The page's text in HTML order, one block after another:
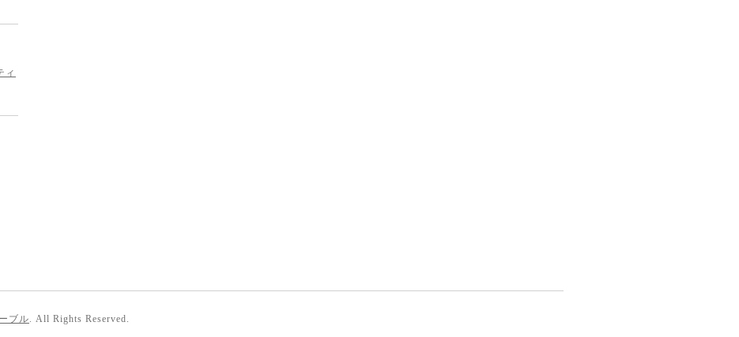
ィ
ブル. All Rights Reserved.